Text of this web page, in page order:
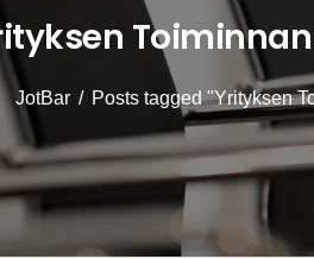
JotBar / Posts tagged"yrityksen